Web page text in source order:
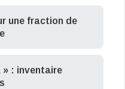
une fraction de
» : inventaire